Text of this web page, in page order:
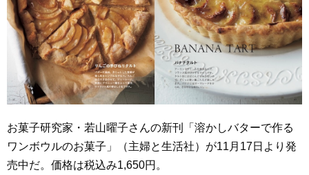
お菓子研究家・若山曜子さんの新刊「溶かしバターで作る
ワンボウルのお菓子」（主婦と生活社）が11月17日より発
売中だ。価格は税込み1,650円。